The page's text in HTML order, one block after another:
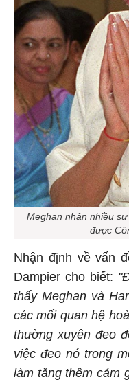
Meghan nhận nhiều
được
Nhận định về vấn
Dampier cho biết:
thấy Meghan và
các mối quan hệ
thường xuyên đeo
việc đeo nó trong
làm tăng thêm cảm